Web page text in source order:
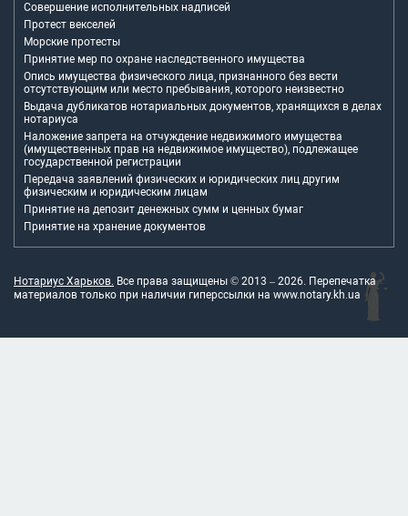
Совершение исполнительных надписей
Протест векселей
Морские протесты
Принятие мер по охране наследственного имущества
Опись имущества физического лица, признанного без вести
отсутствующим или место пребывания, которого неизвестно
Выдача дубликатов нотариальных документов, хранящихся в делах
нотариуса
Наложение запрета на отчуждение недвижимого имущества
(имущественных прав на недвижимое имущество), подлежащее
государственной регистрации
Передача заявлений физических и юридических лиц другим
физическим и юридическим лицам
Принятие на депозит денежных сумм и ценных бумаг
Принятие на хранение документов
Нотариус Харьков. Все права защищены © 2013 – 2026. Перепечатка
материалов только при наличии гиперссылки на www.notary.kh.ua